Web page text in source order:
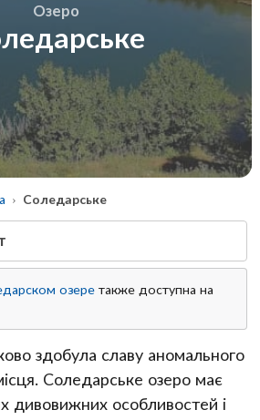
Озеро
Соледарське
озере также доступна на
здобула славу аномального
Соледарське озеро має
дивовижних особливостей і